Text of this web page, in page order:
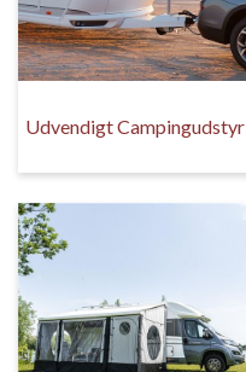
Udvendigt Campingudstyr